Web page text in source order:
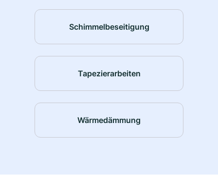
Schimmelbeseitigung
Tapezierarbeiten
Wärmedämmung